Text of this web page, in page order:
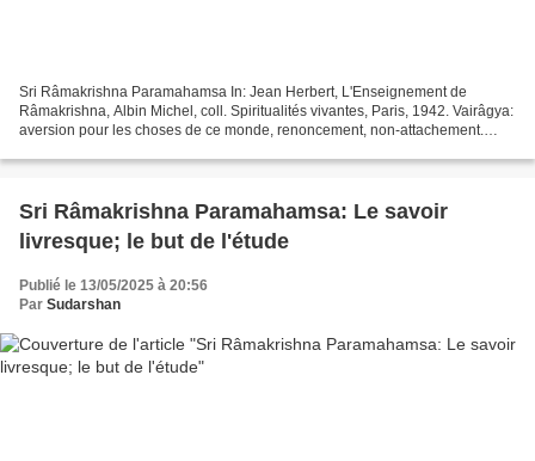
Sri Râmakrishna Paramahamsa In: Jean Herbert, L'Enseignement de
Râmakrishna, Albin Michel, coll. Spiritualités vivantes, Paris, 1942. Vairâgya:
aversion pour les choses de ce monde, renoncement, non-attachement.
Sri Râmakrishna Paramahamsa: Le savoir
livresque; le but de l'étude
Publié le 13/05/2025 à 20:56
Par Sudarshan